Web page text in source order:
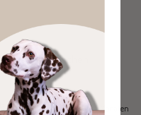
ein bisschen
Melden Teilen vor 5 Monaten